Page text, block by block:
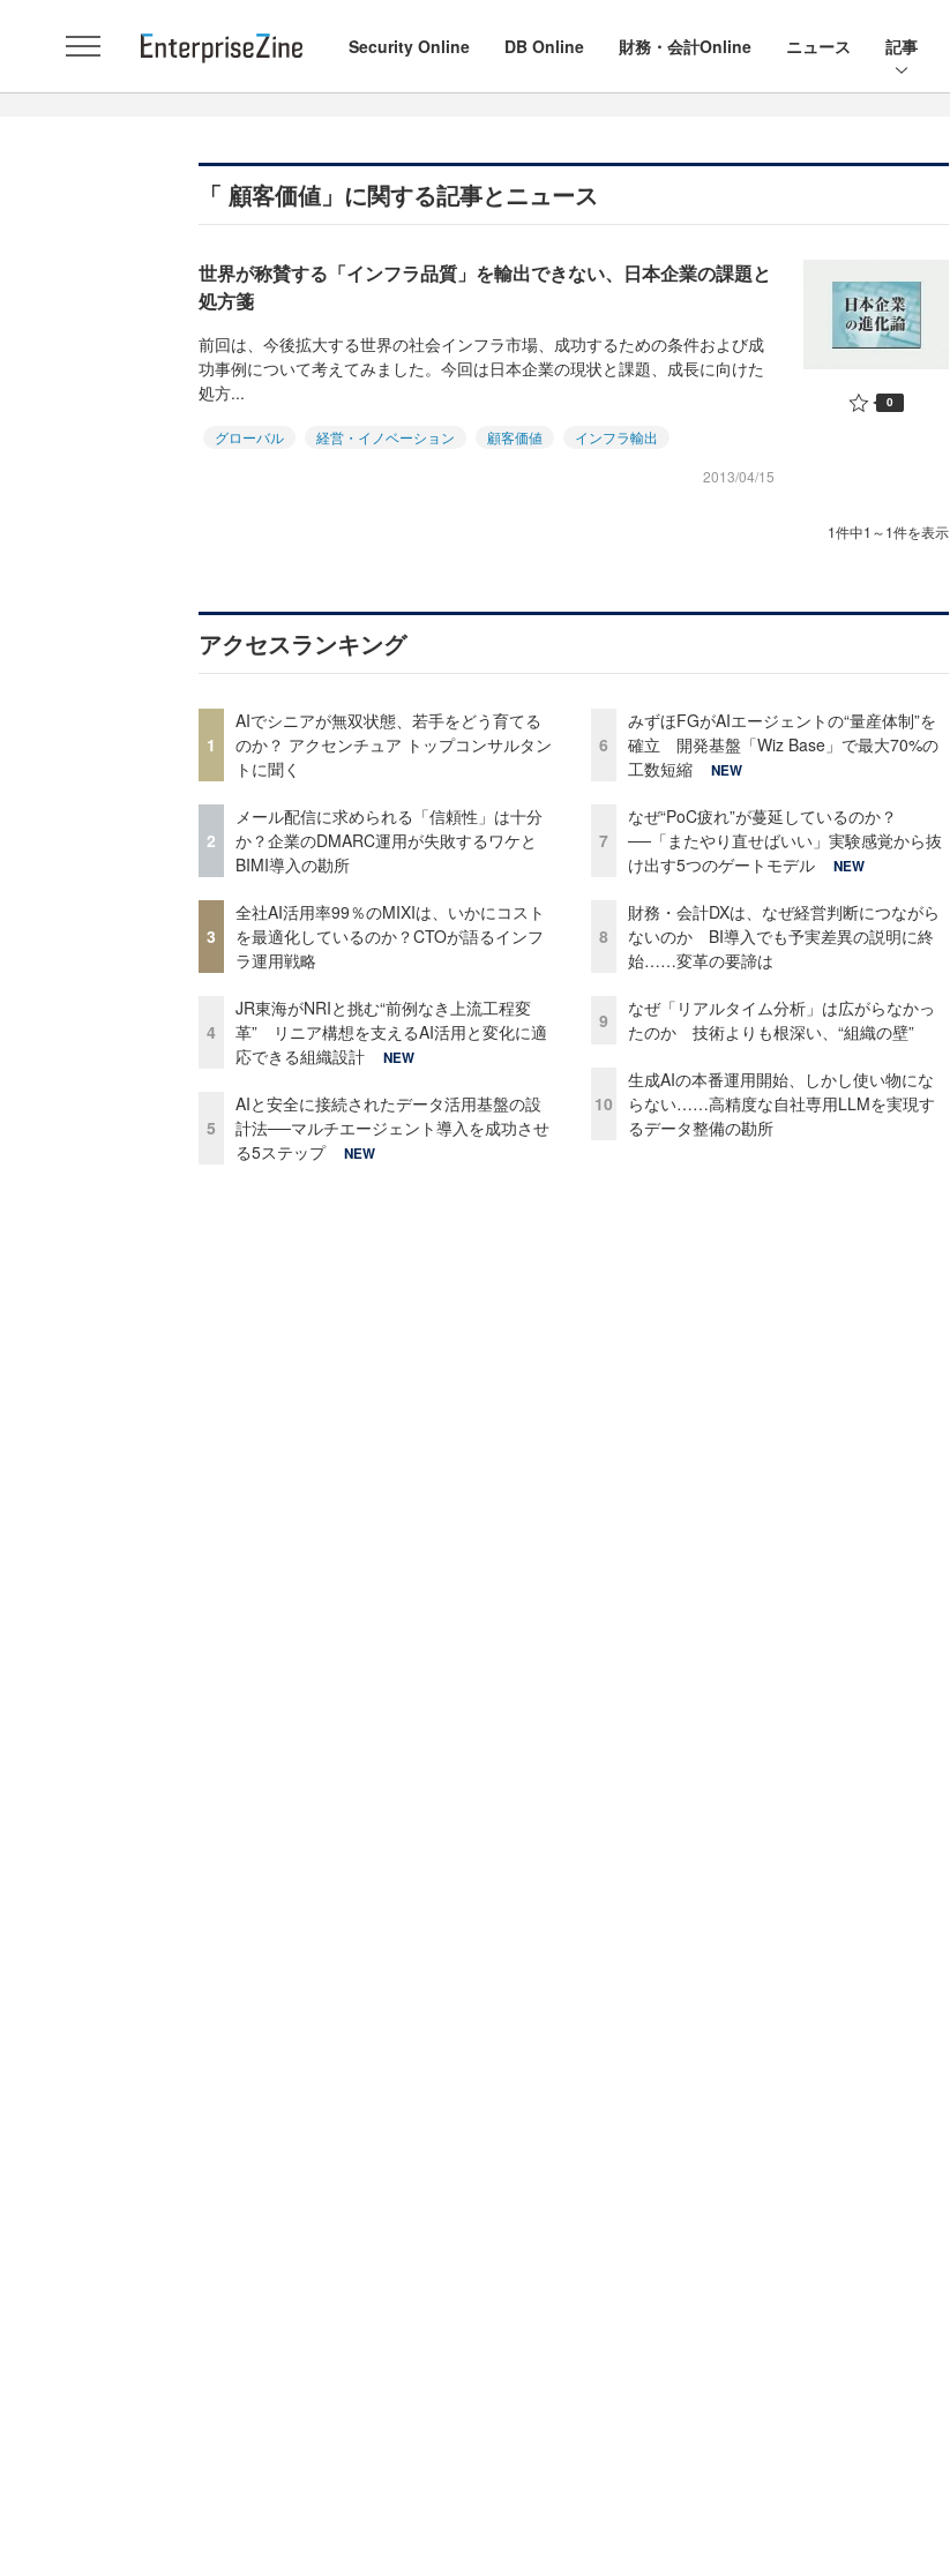
Security Online DB Online 財務・会計Online ニュース 記事
「 顧客価値」に関する記事とニュース
世界が称賛する「インフラ品質」を輸出できない、日本企業の課題と
処方箋
前回は、今後拡大する世界の社会インフラ市場、成功するための条件および成
功事例について考えてみました。今回は日本企業の現状と課題、成長に向けた
処方...
グローバル 経営・イノベーション 顧客価値
インフラ輸出
2013/04/15
0
1件中1～1件を表示
アクセスランキング
1
AIでシニアが無双状態、若手をどう育てる
のか？ アクセンチュア トップコンサルタン
トに聞く
2
メール配信に求められる「信頼性」は十分
か？企業のDMARC運用が失敗するワケと
BIMI導入の勘所
3
全社AI活用率99％のMIXIは、いかにコスト
を最適化しているのか？CTOが語るインフ
ラ運用戦略
4
JR東海がNRIと挑む“前例なき上流工程変
革” リニア構想を支えるAI活用と変化に適
応できる組織設計
NEW
5
AIと安全に接続されたデータ活用基盤の設
計法──マルチエージェント導入を成功させ
る5ステップ
NEW
6
みずほFGがAIエージェントの“量産体制”を
確立 開発基盤「Wiz Base」で最大70%の
工数短縮
NEW
7
なぜ“PoC疲れ”が蔓延しているのか？
──「またやり直せばいい」実験感覚から抜
け出す5つのゲートモデル
NEW
8
財務・会計DXは、なぜ経営判断につながら
ないのか BI導入でも予実差異の説明に終
始……変革の要諦は
9
なぜ「リアルタイム分析」は広がらなかっ
たのか 技術よりも根深い、“組織の壁”
10
生成AIの本番運用開始、しかし使い物にな
らない……高精度な自社専用LLMを実現す
るデータ整備の勘所